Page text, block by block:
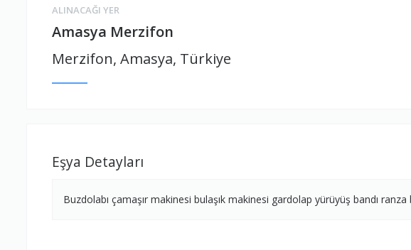
ALINACAĞI YER
Amasya Merzifon
Merzifon, Amasya, Türkiye
Eşya Detayları
Buzdolabı çamaşır makinesi bulaşık makinesi gardolap yürüyüş bandı